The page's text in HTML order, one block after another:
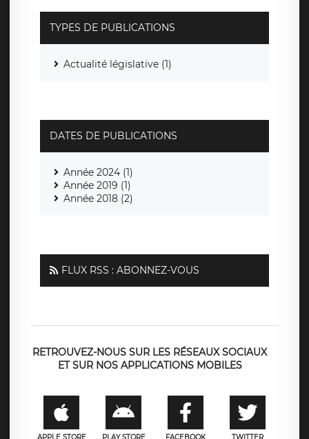
TYPES DE PUBLICATIONS
Actualité législative (1)
DATES DE PUBLICATIONS
Année 2024 (1)
Année 2019 (1)
Année 2018 (2)
FLUX RSS : ABONNEZ-VOUS
RETROUVEZ-NOUS SUR LES RÉSEAUX SOCIAUX
ET SUR NOS APPLICATIONS MOBILES
APPLE STORE PLAY STORE FACEBOOK TWITTER